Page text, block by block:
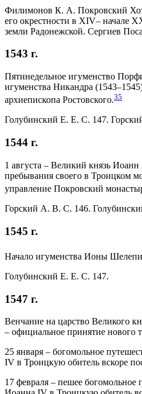
Филимонов К. А. Покровский
его окрестности в XIV– начале
земли Радонежской. Сергиев
1543 г.
Пятинедельное игуменство
игуменства Никандра
архиепископа Ростовского.35
Голубинский Е. Е. С. 147.
1544 г.
1 августа – Великий князь
пребывания своего в Троицком
управление Покровский
Горский А. В. С. 146.
1545 г.
Начало игуменства Ионы
Голубинский Е. Е. С. 147.
1547 г.
Венчание на царство Великого
– официальное принятие нового
25 января – богомольное
IV в Троицкую обитель вскоре
17 февраля – пешее богомольное